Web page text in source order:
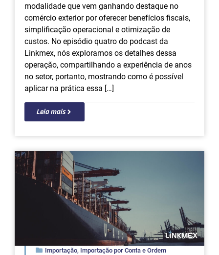
modalidade que vem ganhando destaque no
comércio exterior por oferecer benefícios fiscais,
simplificação operacional e otimização de
custos. No episódio quatro do podcast da
Linkmex, nós exploramos os detalhes dessa
operação, compartilhando a experiência de anos
no setor, portanto, mostrando como é possível
aplicar na prática essa […]
Leia mais
Importação, Importação por Conta e Ordem